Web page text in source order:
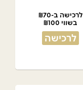
לרכישה ב-₪70
בשווי ₪100
לרכישה